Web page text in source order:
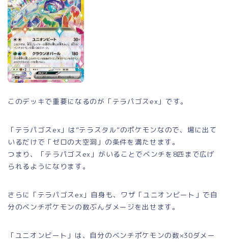
このデッキで重要になるのが「テラパゴスex」です。
「テラパゴスex」は”テラスタル”のポケモンなので、場に出て
いるだけで「ゼロの大空洞」の条件を満たせます。
つまり、「テラパゴスex」がいることでベンチを8匹まで広げ
られるようになります。
さらに「テラパゴスex」自身も、ワザ「ユニオンビート」で自
分のベンチポケモンの数ぶんダメージを出せます。
「ユニオンビート」は、自分のベンチポケモンの数×30ダメー